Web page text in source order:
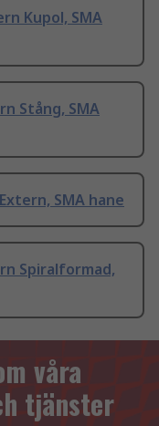
Kupol, SMA
Stång, SMA
SMA hane
Spiralformad,
våra
tjänster